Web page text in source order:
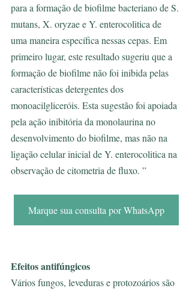
para a formação de biofilme bacteriano de S.
mutans, X. oryzae e Y. enterocolitica de
uma maneira específica nessas cepas. Em
primeiro lugar, este resultado sugeriu que a
formação de biofilme não foi inibida pelas
características detergentes dos
monoacilgliceróis. Esta sugestão foi apoiada
pela ação inibitória da monolaurina no
desenvolvimento do biofilme, mas não na
ligação celular inicial de Y. enterocolitica na
observação de citometria de fluxo. ”
Marque sua consulta por WhatsApp
Efeitos antifúngicos
Vários fungos, leveduras e protozoários são